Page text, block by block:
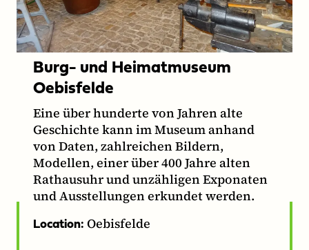
Burg- und Heimatmuseum
Oebisfelde
Eine über hunderte von Jahren alte
Geschichte kann im Museum anhand
von Daten, zahlreichen Bildern,
Modellen, einer über 400 Jahre alten
Rathausuhr und unzähligen Exponaten
und Ausstellungen erkundet werden.
Location: Oebisfelde